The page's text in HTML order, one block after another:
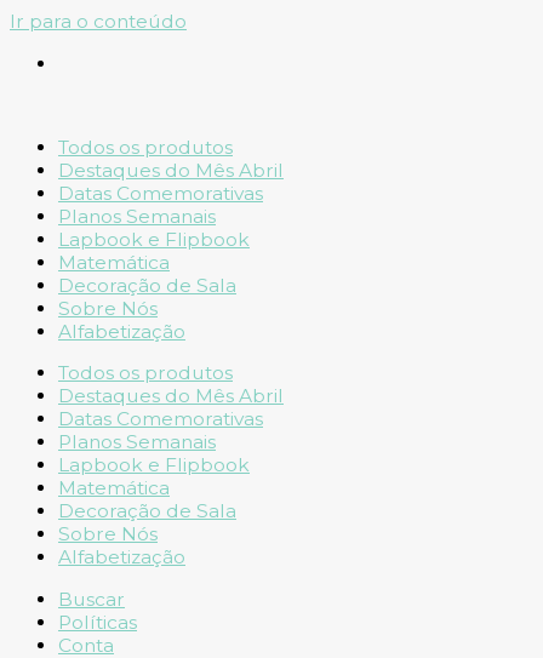
Ir para o conteúdo
Todos os produtos
Destaques do Mês Abril
Datas Comemorativas
Planos Semanais
Lapbook e Flipbook
Matemática
Decoração de Sala
Sobre Nós
Alfabetização
Todos os produtos
Destaques do Mês Abril
Datas Comemorativas
Planos Semanais
Lapbook e Flipbook
Matemática
Decoração de Sala
Sobre Nós
Alfabetização
Buscar
Políticas
Conta